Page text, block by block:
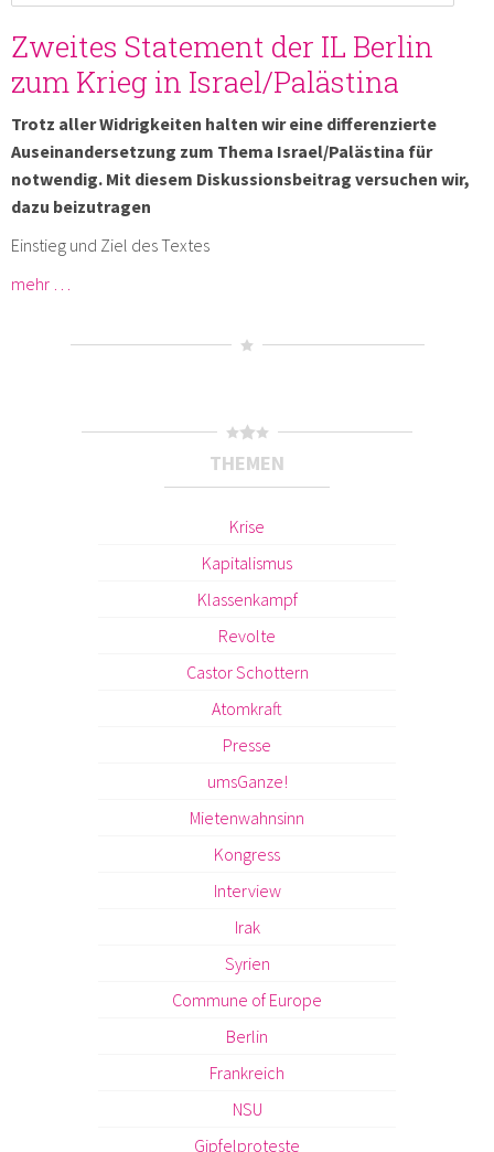
Zweites Statement der IL Berlin
zum Krieg in Israel/Palästina
Trotz aller Widrigkeiten halten wir eine differenzierte
Auseinandersetzung zum Thema Israel/Palästina für
notwendig. Mit diesem Diskussionsbeitrag versuchen wir,
dazu beizutragen
Einstieg und Ziel des Textes
mehr …
THEMEN
Krise
Kapitalismus
Klassenkampf
Revolte
Castor Schottern
Atomkraft
Presse
umsGanze!
Mietenwahnsinn
Kongress
Interview
Irak
Syrien
Commune of Europe
Berlin
Frankreich
NSU
Gipfelproteste